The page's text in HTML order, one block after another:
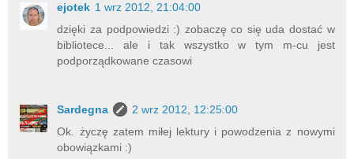
ejotek 1 wrz 2012, 21:04:00
dzięki za podpowiedzi :) zobaczę co się uda dostać w
bibliotece... ale i tak wszystko w tym m-cu jest
podporządkowane czasowi
Sardegna
2 wrz 2012, 12:25:00
Ok. życzę zatem miłej lektury i powodzenia z nowymi
obowiązkami :)